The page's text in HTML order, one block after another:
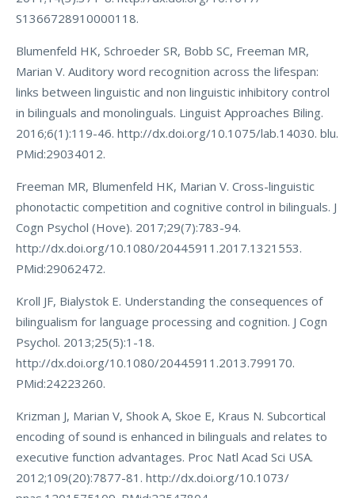
S1366728910000118.
Blumenfeld HK, Schroeder SR, Bobb SC, Freeman MR,
Marian V. Auditory word recognition across the lifespan:
links between linguistic and non linguistic inhibitory control
in bilinguals and monolinguals. Linguist Approaches Biling.
2016;6(1):119-46. http://dx.doi.org/10.1075/lab.14030. blu.
PMid:29034012.
Freeman MR, Blumenfeld HK, Marian V. Cross-linguistic
phonotactic competition and cognitive control in bilinguals. J
Cogn Psychol (Hove). 2017;29(7):783-94.
http://dx.doi.org/10.1080/20445911.2017.1321553.
PMid:29062472.
Kroll JF, Bialystok E. Understanding the consequences of
bilingualism for language processing and cognition. J Cogn
Psychol. 2013;25(5):1-18.
http://dx.doi.org/10.1080/20445911.2013.799170.
PMid:24223260.
Krizman J, Marian V, Shook A, Skoe E, Kraus N. Subcortical
encoding of sound is enhanced in bilinguals and relates to
executive function advantages. Proc Natl Acad Sci USA.
2012;109(20):7877-81. http://dx.doi.org/10.1073/